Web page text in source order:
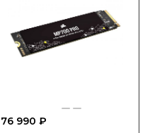
76 990 ₽